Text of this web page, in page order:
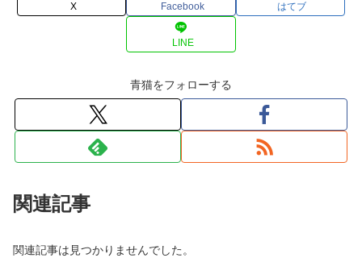
X Facebook はてブ
LINE
青猫をフォローする
関連記事
関連記事は見つかりませんでした。